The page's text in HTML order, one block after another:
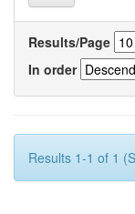
Results/Page
In order
Results 1-1 of 1